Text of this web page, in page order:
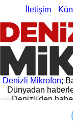
İletişim
Denizli Mikrofon;
Dünyadan
Denizli'den
hemen oku.
Belediyesinin